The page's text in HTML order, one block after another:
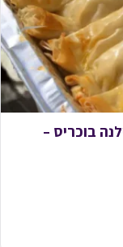
בוכריס –